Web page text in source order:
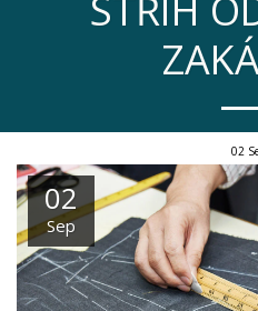
02
02
Sep